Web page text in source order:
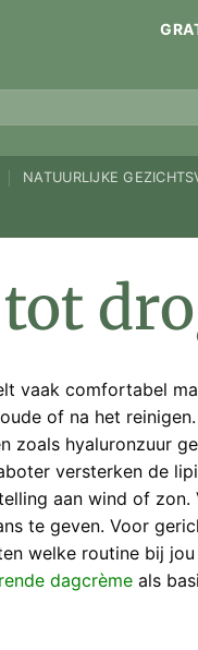
NATUURLIJKE
vaak comfortabel
of na het
zoals hyaluronzuur
versterken de
aan wind of
te geven. Voor
welke routine bij
dagcrème als